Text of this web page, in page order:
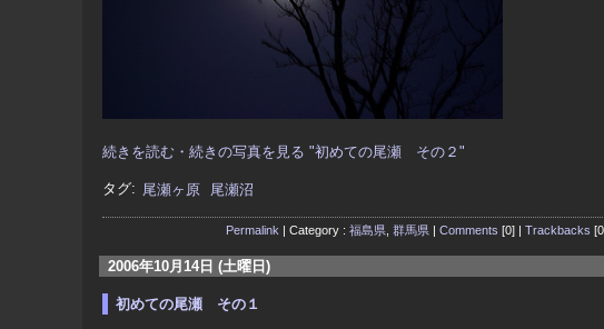
続きを読む・続きの写真を見る "初めての尾瀬 その２"
タグ: 尾瀬ヶ原 尾瀬沼
Permalink | Category : 福島県 群馬県 | Comments [0] | Trackbacks
2006年10月14日 (土曜日)
初めての尾瀬 その１